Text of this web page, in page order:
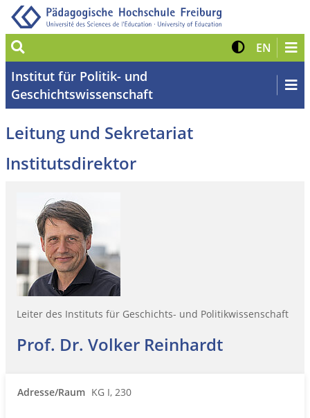
Suche Kontrast
EN Zur
Institut für Politik- und
Geschichtswissenschaft
Leitung und Sekretariat
Institutsdirektor
Leiter des Instituts für Geschichts- und Politikwissenschaft
Prof. Dr. Volker Reinhardt
Adresse/Raum KG I, 230